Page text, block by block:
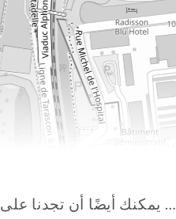
… يمكنك أيضًا أن تجدنا على